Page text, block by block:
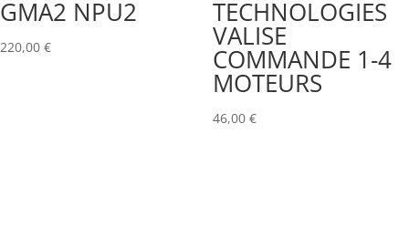
GMA2 NPU2
220,00 €
TECHNOLOGIES
VALISE
COMMANDE 1-4
MOTEURS
46,00 €